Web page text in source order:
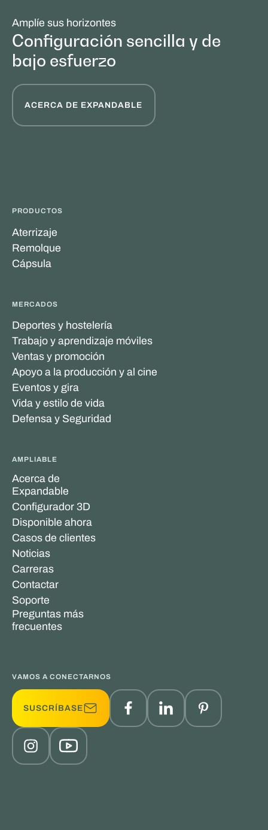
Amplíe sus horizontes
Configuración sencilla y de
bajo esfuerzo
ACERCA DE EXPANDABLE
PRODUCTOS
Aterrizaje
Remolque
Cápsula
MERCADOS
Deportes y hostelería
Trabajo y aprendizaje móviles
Ventas y promoción
Apoyo a la producción y al cine
Eventos y gira
Vida y estilo de vida
Defensa y Seguridad
AMPLIABLE
Acerca de
Expandable
Configurador 3D
Disponible ahora
Casos de clientes
Noticias
Carreras
Contactar
Soporte
Preguntas más
frecuentes
VAMOS A CONECTARNOS
SUSCRÍBASE